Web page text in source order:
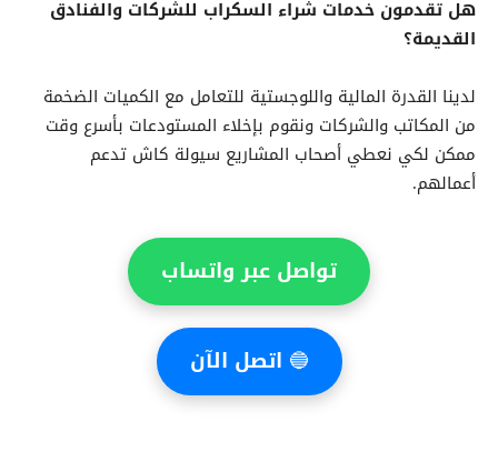
هل تقدمون خدمات شراء السكراب للشركات والفنادق
القديمة؟
لدينا القدرة المالية واللوجستية للتعامل مع الكميات الضخمة
من المكاتب والشركات ونقوم بإخلاء المستودعات بأسرع وقت
ممكن لكي نعطي أصحاب المشاريع سيولة كاش تدعم
أعمالهم.
تواصل عبر واتساب
🔵 اتصل الآن